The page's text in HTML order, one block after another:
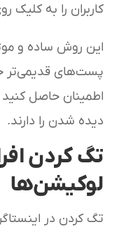
کاربران را به
این روش ساده و
پست‌های قدیمی‌تر
اطمینان حاصل
دیده شدن را دارند.
تگ کردن
لوکیشن‌ها
تگ کردن در